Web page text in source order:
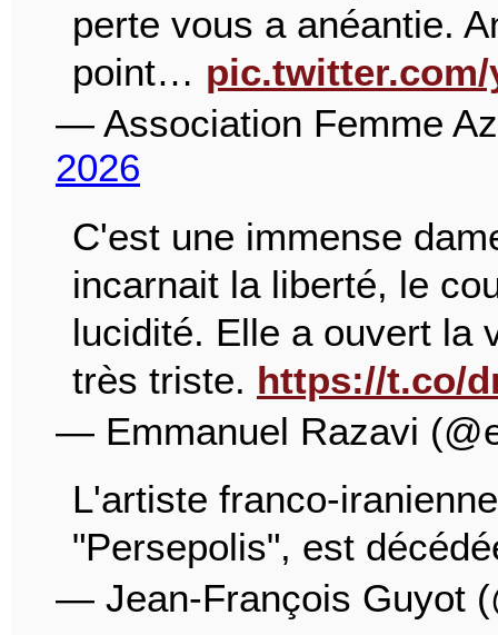
perte vous a anéantie.
point…
— Association Femme
2026
C'est une immense
incarnait la liberté, le
lucidité. Elle a ouvert la
très triste. https://t.co/
— Emmanuel Razavi
L'artiste franco-
"Persepolis", est
— Jean-François Guyot